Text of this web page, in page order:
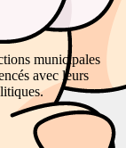
municipales
avec leurs